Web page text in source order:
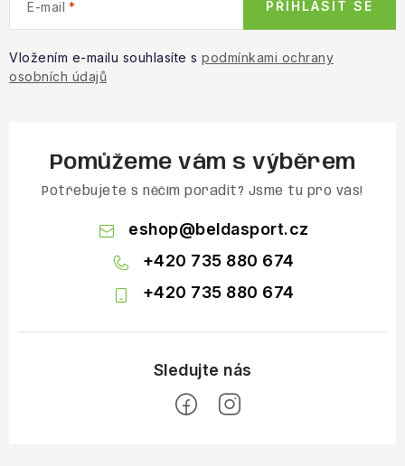
E-mail
Vložením e-mailu souhlasíte s podmínkami ochrany
osobních údajů
PŘIHLÁSIT SE
Pomůžeme vám s výběrem
Potřebujete s něčím poradit? Jsme tu pro vás!
eshop@beldasport.cz
+420 735 880 674
+420 735 880 674